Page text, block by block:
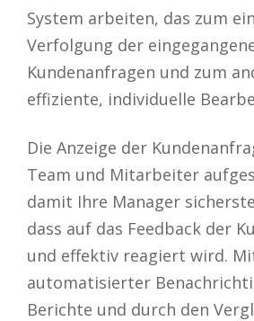
System arbeiten, das zum
Verfolgung der
Kundenanfragen und zum
effiziente, individuelle
Die Anzeige der
Team und Mitarbeiter
damit Ihre Manager
dass auf das Feedback der
und effektiv reagiert wird.
automatisierter
Berichte und durch den